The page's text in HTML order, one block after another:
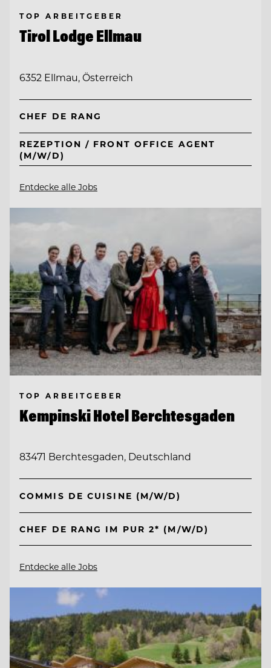
TOP ARBEITGEBER
Tirol Lodge Ellmau
6352 Ellmau, Österreich
CHEF DE RANG
REZEPTION / FRONT OFFICE AGENT
(M/W/D)
Entdecke alle Jobs
TOP ARBEITGEBER
Kempinski Hotel Berchtesgaden
83471 Berchtesgaden, Deutschland
COMMIS DE CUISINE (M/W/D)
CHEF DE RANG IM PUR 2* (M/W/D)
Entdecke alle Jobs